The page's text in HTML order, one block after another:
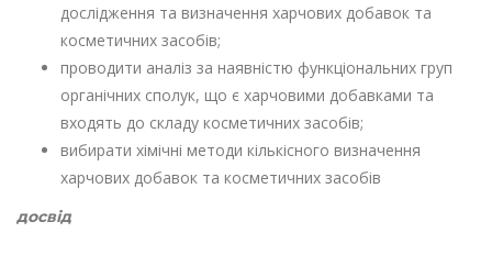
дослідження та визначення харчових добавок та
косметичних засобів;
проводити аналіз за наявністю функціональних груп
органічних сполук, що є харчовими добавками та
входять до складу косметичних засобів;
вибирати хімічні методи кількісного визначення
харчових добавок та косметичних засобів
досвід